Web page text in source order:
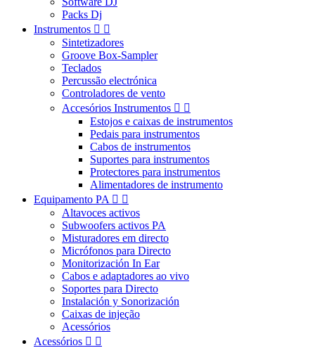
Packs Dj
Instrumentos  
Sintetizadores
Groove Box-Sampler
Teclados
Percussão electrónica
Controladores de vento
Accesórios Instrumentos  
Estojos e caixas de instrumentos
Pedais para instrumentos
Cabos de instrumentos
Suportes para instrumentos
Protectores para instrumentos
Alimentadores de instrumento
Equipamento PA  
Altavoces activos
Subwoofers activos PA
Misturadores em directo
Micrófonos para Directo
Monitorización In Ear
Cabos e adaptadores ao vivo
Soportes para Directo
Instalación y Sonorización
Caixas de injeção
Acessórios
Acessórios  